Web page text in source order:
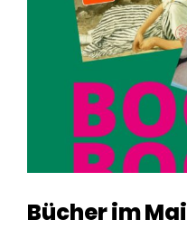
Bücher im Mai